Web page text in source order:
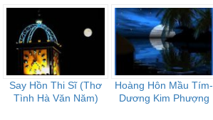
Say Hồn Thi Sĩ (Thơ
Tình Hà Văn Năm)
Hoàng Hôn Mầu Tím-
Dương Kim Phượng